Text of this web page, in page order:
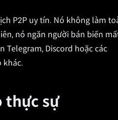
P2P uy tín. Nó không làm
nó ngăn người bán biến
Discord hoặc các
khác.
thực sự